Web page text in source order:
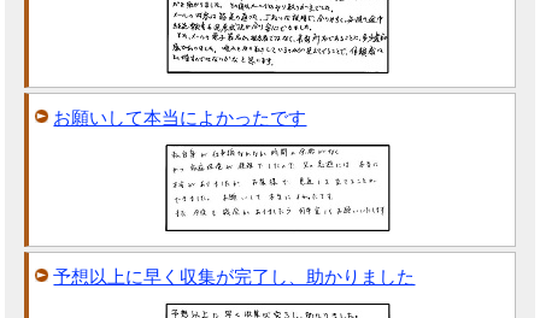
お願いして本当によかったです
予想以上に早く収集が完了し、助かりました